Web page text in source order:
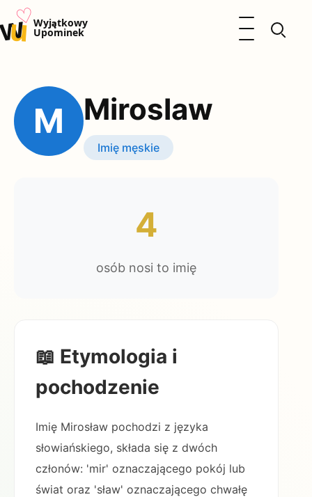
u♡Wyjątkowy
Upominek
Otwórz menu
Kalendarz Imienin
Kobieta
Okazje
Katalog prezentów
M Miroslaw
Imię męskie
4
osób nosi to imię
📖 Etymologia i
pochodzenie
Imię Mirosław pochodzi z języka
słowiańskiego, składa się z dwóch
członów: 'mir' oznaczającego pokój lub
świat oraz 'sław' oznaczającego chwałę